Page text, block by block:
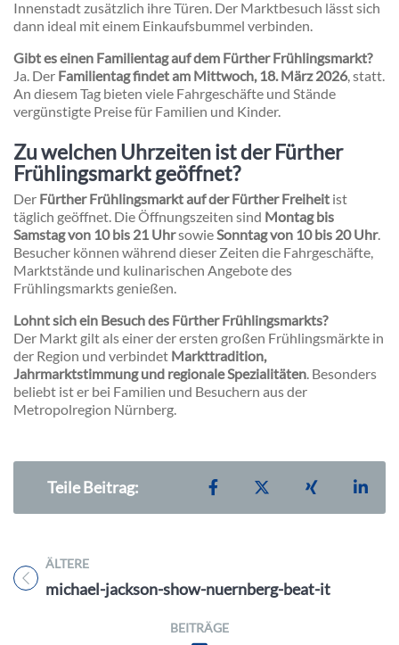
Innenstadt zusätzlich ihre Türen. Der Marktbesuch lässt sich
dann ideal mit einem Einkaufsbummel verbinden.
Gibt es einen Familientag auf dem Fürther Frühlingsmarkt?
Ja. Der Familientag findet am Mittwoch, 18. März 2026, statt.
An diesem Tag bieten viele Fahrgeschäfte und Stände
vergünstigte Preise für Familien und Kinder.
Zu welchen Uhrzeiten ist der Fürther
Frühlingsmarkt geöffnet?
Der Fürther Frühlingsmarkt auf der Fürther Freiheit ist
täglich geöffnet. Die Öffnungszeiten sind Montag bis
Samstag von 10 bis 21 UhrsowieSonntag von 10 bis 20 Uhr.
Besucher können während dieser Zeiten die Fahrgeschäfte,
Marktstände und kulinarischen Angebote des
Frühlingsmarkts genießen.
Lohnt sich ein Besuch des Fürther Frühlingsmarkts?
Der Markt gilt als einer der ersten großen Frühlingsmärkte in
der Region und verbindet Markttradition,
Jahrmarktstimmung und regionale Spezialitäten. Besonders
beliebt ist er bei Familien und Besuchern aus der
Metropolregion Nürnberg.
Teile Beitrag: Teilen auf Facebook
Teilen auf XTeilen auf
ÄLTERE
Titel für Beitrag
michael-jackson-show-nuernberg-beat-it
BEITRÄGE